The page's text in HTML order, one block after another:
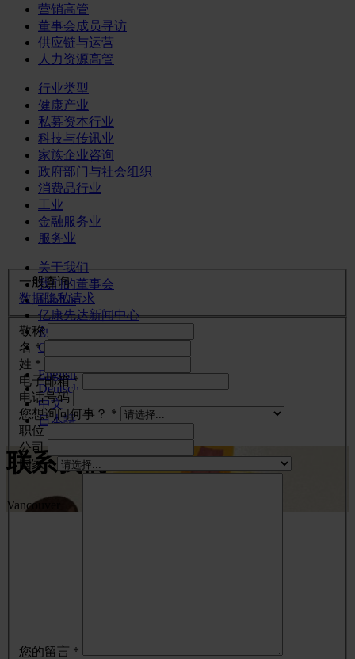
营销高管
董事会成员寻访
供应链与运营
人力资源高管
行业类型
健康产业
私募资本行业
科技与传讯业
家族企业咨询
政府部门与社会组织
消费品行业
工业
金融服务业
服务业
关于我们
我们的董事会
Join Us
亿康先达新闻中心
创造更美好的世界
Careers
English
Deutsch
中文
日本語
联系我们
Vancouver
一般查询
数据隐私请求
敬称
名 *
姓 *
电子邮箱 *
电话号码
您想询问何事？ *
职位
公司
国家 *
您的留言 *